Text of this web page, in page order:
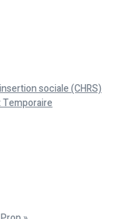
sociale (CHRS)